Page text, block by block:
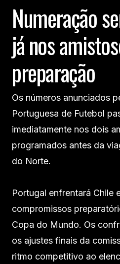
Numeração
já nos
preparação
Os números anunciados
Portuguesa de Futebol
imediatamente nos dois
programados antes da
do Norte.
Portugal enfrentará Chile
compromissos
Copa do Mundo. Os
os ajustes finais da
ritmo competitivo ao